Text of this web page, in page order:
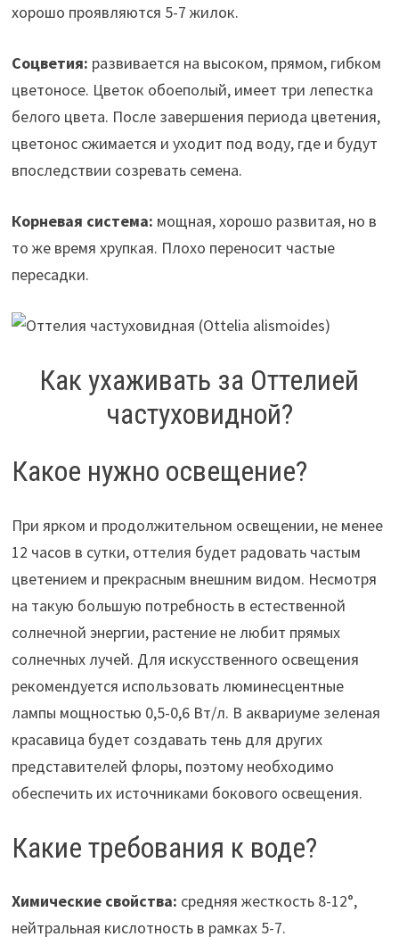
хорошо проявляются 5-7 жилок.
Соцветия: развивается на высоком, прямом, гибком
цветоносе. Цветок обоеполый, имеет три лепестка
белого цвета. После завершения периода цветения,
цветонос сжимается и уходит под воду, где и будут
впоследствии созревать семена.
Корневая система: мощная, хорошо развитая, но в
то же время хрупкая. Плохо переносит частые
пересадки.
Как ухаживать за Оттелией
частуховидной?
Какое нужно освещение?
При ярком и продолжительном освещении, не менее
12 часов в сутки, оттелия будет радовать частым
цветением и прекрасным внешним видом. Несмотря
на такую большую потребность в естественной
солнечной энергии, растение не любит прямых
солнечных лучей. Для искусственного освещения
рекомендуется использовать люминесцентные
лампы мощностью 0,5-0,6 Вт/л. В аквариуме зеленая
красавица будет создавать тень для других
представителей флоры, поэтому необходимо
обеспечить их источниками бокового освещения.
Какие требования к воде?
Химические свойства: средняя жесткость 8-12°,
нейтральная кислотность в рамках 5-7.